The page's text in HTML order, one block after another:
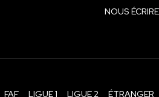
NOUS ÉCRIRE
FAF LIGUE 1 LIGUE 2 ÉTRANGER